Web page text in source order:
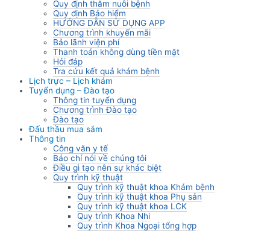
Quy định thăm nuôi bệnh
Quy định Bảo hiểm
HƯỚNG DẪN SỬ DỤNG APP
Chương trình khuyến mãi
Bảo lãnh viện phí
Thanh toán không dùng tiền mặt
Hỏi đáp
Tra cứu kết quả khám bệnh
Lịch trực – Lịch khám
Tuyển dụng – Đào tạo
Thông tin tuyển dụng
Chương trình Đào tạo
Đào tạo
Đấu thầu mua sắm
Thông tin
Công văn y tế
Báo chí nói về chúng tôi
Điều gì tạo nên sự khác biệt
Quy trình kỹ thuật
Quy trình kỹ thuật khoa Khám bệnh
Quy trình kỹ thuật khoa Phụ sản
Quy trình kỹ thuật khoa LCK
Quy trình Khoa Nhi
Quy trình Khoa Ngoại tổng hợp